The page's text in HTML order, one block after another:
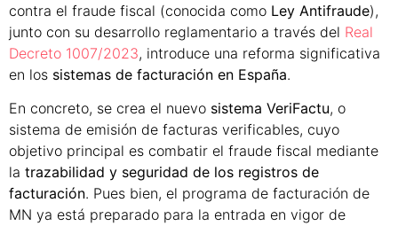
contra el fraude fiscal (conocida como Ley Antifraude),
junto con su desarrollo reglamentario a través del Real
Decreto 1007/2023, introduce una reforma significativa
en los sistemas de facturación en España.
En concreto, se crea el nuevo sistema VeriFactu, o
sistema de emisión de facturas verificables, cuyo
objetivo principal es combatir el fraude fiscal mediante
la trazabilidad y seguridad de los registros de
facturación. Pues bien, el programa de facturación de
MN ya está preparado para la entrada en vigor de